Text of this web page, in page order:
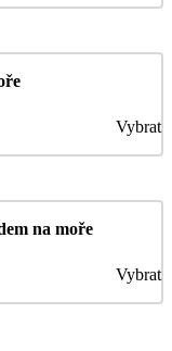
Vybrat
na moře
Vybrat